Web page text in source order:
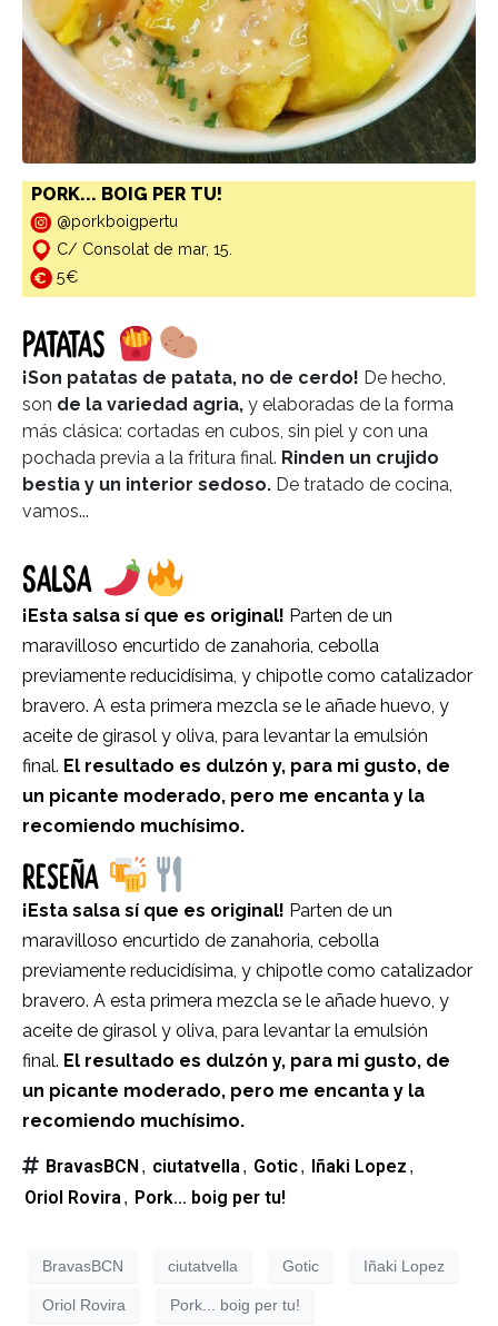
PORK... BOIG PER TU!
@porkboigpertu
C/ Consolat de mar, 15.
5€
PATATAS
¡Son patatas de patata, no de cerdo! De hecho,
son de la variedad agria, y elaboradas de la forma
más clásica: cortadas en cubos, sin piel y con una
pochada previa a la fritura final. Rinden un crujido
bestia y un interior sedoso. De tratado de cocina,
vamos...
SALSA
¡Esta salsa sí que es original! Parten de un
maravilloso encurtido de zanahoria, cebolla
previamente reducidísima, y chipotle como catalizador
bravero. A esta primera mezcla se le añade huevo, y
aceite de girasol y oliva, para levantar la emulsión
final. El resultado es dulzón y, para mi gusto, de
un picante moderado, pero me encanta y la
recomiendo muchísimo.
RESEÑA
¡Esta salsa sí que es original! Parten de un
maravilloso encurtido de zanahoria, cebolla
previamente reducidísima, y chipotle como catalizador
bravero. A esta primera mezcla se le añade huevo, y
aceite de girasol y oliva, para levantar la emulsión
final. El resultado es dulzón y, para mi gusto, de
un picante moderado, pero me encanta y la
recomiendo muchísimo.
BravasBCN , ciutatvella, Gotic, Iñaki Lopez ,
Oriol Rovira, Pork... boig per tu!
BravasBCN ciutatvella Gotic Iñaki Lopez
Oriol Rovira Pork... boig per tu!